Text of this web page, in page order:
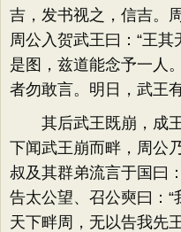
吉，发书视之，信吉。
周公入贺武王曰：“王
是图，兹道能念予一人
者勿敢言。明日，武王有
其后武王既崩，成王
下闻武王崩而畔，周公
叔及其群弟流言于国曰
告太公望、召公奭曰：
天下畔周，无以告我先